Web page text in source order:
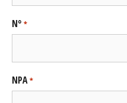
N° *
NPA*